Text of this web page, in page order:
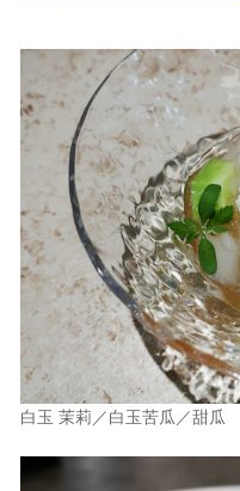
白玉 茉莉／白玉苦瓜／甜瓜